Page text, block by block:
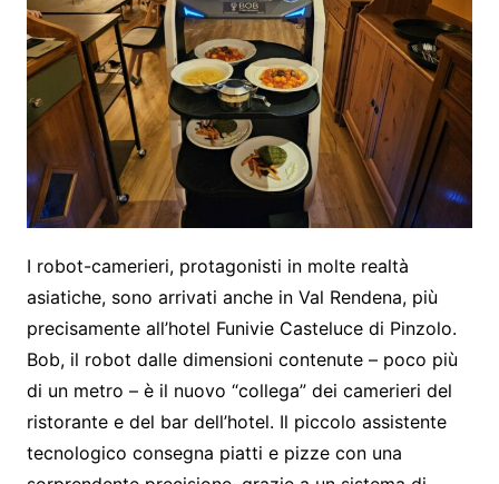
I robot-camerieri, protagonisti in molte realtà
asiatiche, sono arrivati anche in Val Rendena, più
precisamente all’hotel Funivie Casteluce di Pinzolo.
Bob, il robot dalle dimensioni contenute – poco più
di un metro – è il nuovo “collega” dei camerieri del
ristorante e del bar dell’hotel. Il piccolo assistente
tecnologico consegna piatti e pizze con una